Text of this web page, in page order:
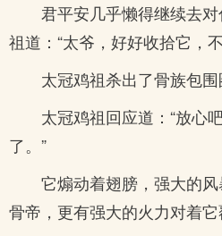
君平安几乎懒得继续去
祖道：“太爷，好好收拾它，
太冠鸡祖杀出了骨族包围
太冠鸡祖回应道：“放心
了。”
它煽动着翅膀，强大的
骨帝，更有强大的火力对着它